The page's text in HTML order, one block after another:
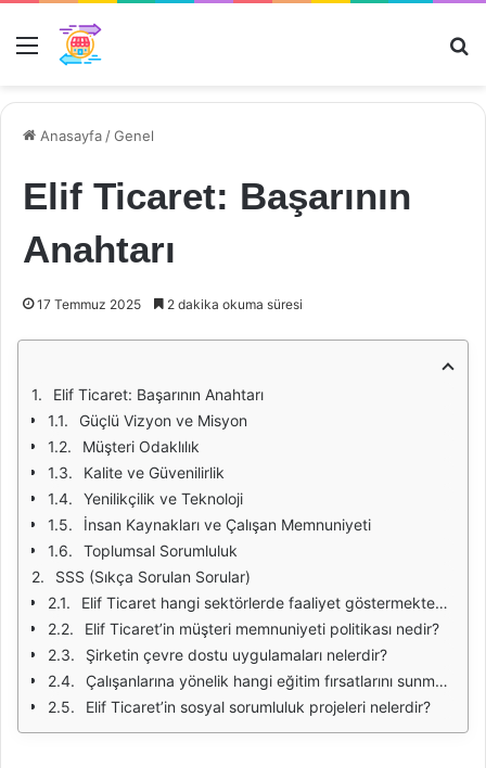
Menü
Anasayfa /Genel
Elif Ticaret: Başarının
Anahtarı
17 Temmuz 2025 2 dakika okuma süresi
Elif Ticaret: Başarının Anahtarı
Güçlü Vizyon ve Misyon
Müşteri Odaklılık
Kalite ve Güvenilirlik
Yenilikçilik ve Teknoloji
İnsan Kaynakları ve Çalışan Memnuniyeti
Toplumsal Sorumluluk
SSS (Sıkça Sorulan Sorular)
Elif Ticaret hangi sektörlerde faaliyet göstermektedir?
Elif Ticaret’in müşteri memnuniyeti politikası nedir?
Şirketin çevre dostu uygulamaları nelerdir?
Çalışanlarına yönelik hangi eğitim fırsatlarını sunmaktadır?
Elif Ticaret’in sosyal sorumluluk projeleri nelerdir?